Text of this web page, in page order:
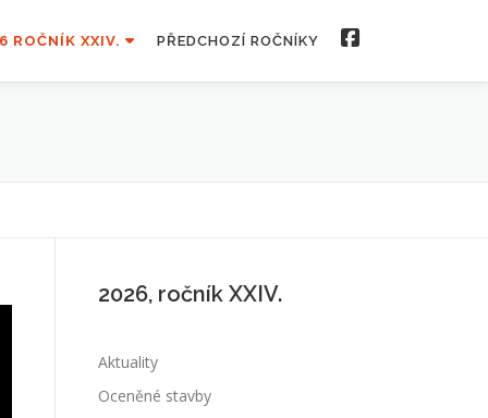
ROČNÍK XXIV. PŘEDCHOZÍ ROČNÍKY
2026, ročník XXIV.
Aktuality
Oceněné stavby